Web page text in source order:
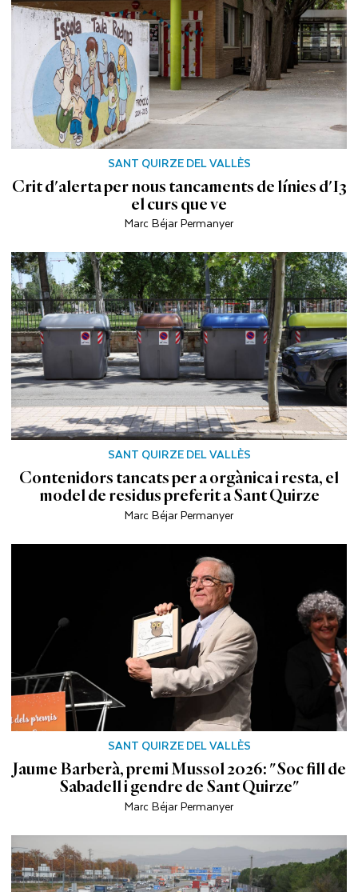
SANT QUIRZE DEL VALLÈS
Crit d'alerta per nous tancaments de línies d'I3
el curs que ve
Marc Béjar Permanyer
SANT QUIRZE DEL VALLÈS
Contenidors tancats per a orgànica i resta, el
model de residus preferit a Sant Quirze
Marc Béjar Permanyer
SANT QUIRZE DEL VALLÈS
Jaume Barberà, premi Mussol 2026: "Soc fill de
Sabadell i gendre de Sant Quirze"
Marc Béjar Permanyer